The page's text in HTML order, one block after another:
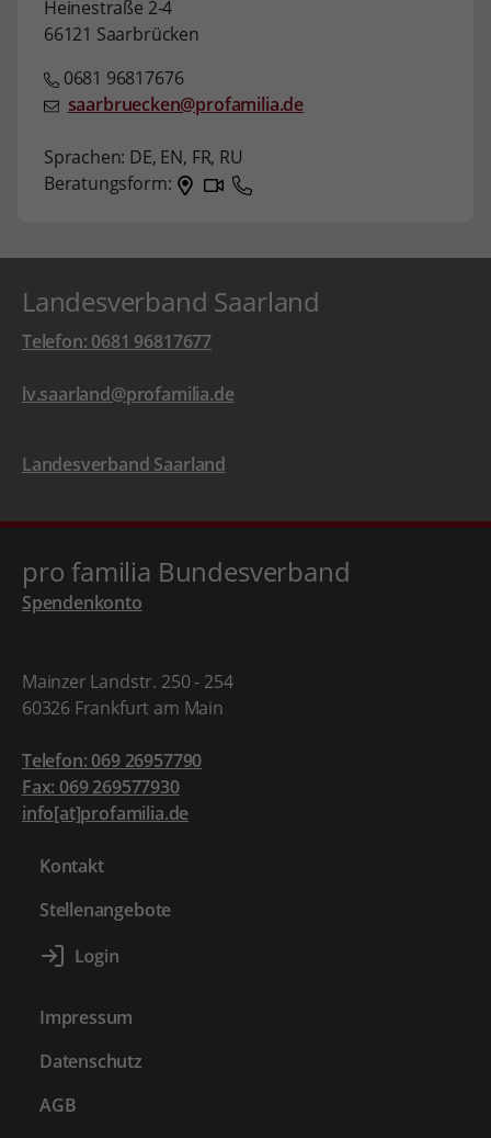
Heinestraße 2-4
66121 Saarbrücken
0681 96817676
saarbruecken@profamilia.de
Sprachen: DE, EN, FR, RU
Beratungsform:
Landesverband Saarland
Telefon: 0681 96817677
lv.saarland@profamilia.de
Landesverband Saarland
pro familia Bundesverband
Spendenkonto
Mainzer Landstr. 250 - 254
60326 Frankfurt am Main
Telefon: 069 26957790
Fax: 069 269577930
info[at]profamilia.de
Kontakt
Stellenangebote
Impressum
Datenschutz
AGB